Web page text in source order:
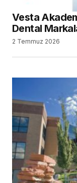
Vesta
Dental
2 Temmuz 2026